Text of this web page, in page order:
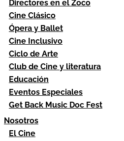
Directores en el Zoco
Cine Clásico
Ópera y Ballet
Cine Inclusivo
Ciclo de Arte
Club de Cine y literatura
Educación
Eventos Especiales
Get Back Music Doc Fest
Nosotros
El Cine